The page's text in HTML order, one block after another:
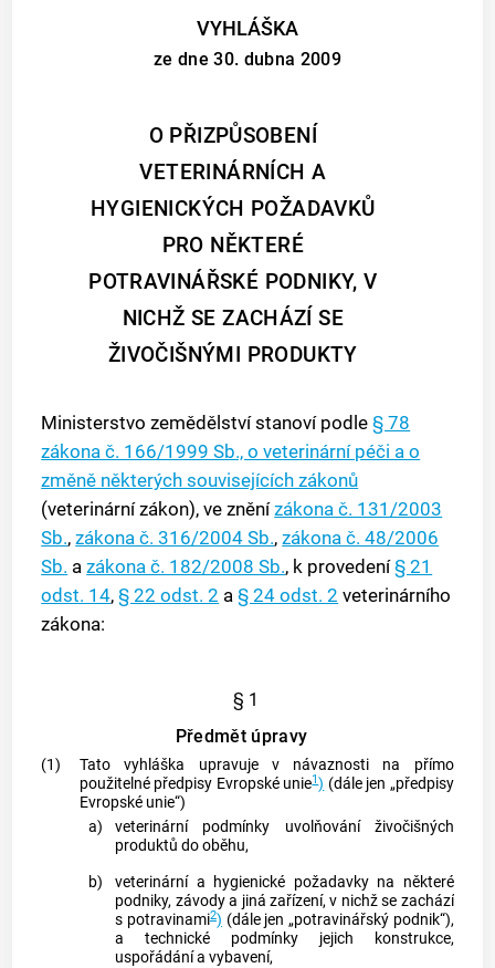
VYHLÁŠKA
ze dne 30. dubna 2009
O PŘIZPŮSOBENÍ
VETERINÁRNÍCH A
HYGIENICKÝCH POŽADAVKŮ
PRO NĚKTERÉ
POTRAVINÁŘSKÉ PODNIKY, V
NICHŽ SE ZACHÁZÍ SE
ŽIVOČIŠNÝMI PRODUKTY
Ministerstvo zemědělství stanoví podle§ 78
zákona č. 166/1999 Sb., o veterinární péči a o
změně některých souvisejících zákonů
(veterinární zákon), ve zněnízákona č. 131/2003
Sb.,zákona č. 316/2004 Sb.,zákona č. 48/2006
Sb. azákona č. 182/2008 Sb., k provedení§ 21
odst. 14,§ 22 odst. 2 a§ 24 odst. 2 veterinárního
zákona:
§ 1
Předmět úpravy
(1)
Tato vyhláška upravuje v návaznosti na přímo
použitelné předpisy Evropské unie1) (dále jen „předpisy
Evropské unie“)
a)
veterinární podmínky uvolňování živočišných
produktů do oběhu,
b)
veterinární a hygienické požadavky na některé
podniky, závody a jiná zařízení, v nichž se zachází
s potravinami2) (dále jen „potravinářský podnik“),
a technické podmínky jejich konstrukce,
uspořádání a vybavení,